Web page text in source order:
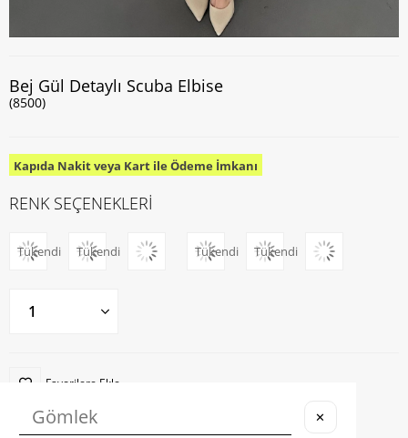
Bej Gül Detaylı Scuba Elbise
(8500)
Kapıda Nakit veya Kart ile Ödeme İmkanı
RENK SEÇENEKLERİ
Tükendi Tükendi Tükendi Tükendi
Favorilere Ekle
Karşılaştır ✕